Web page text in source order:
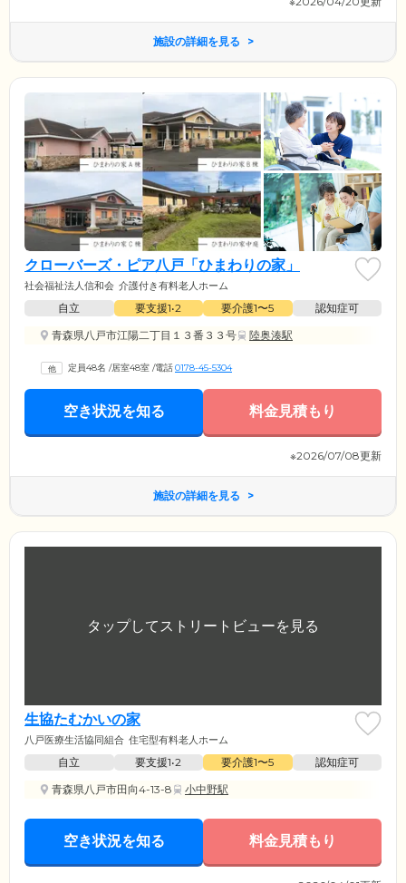
施設の詳細を見る
クローバーズ・ピア八戸「ひまわりの家」
社会福祉法人信和会 介護付き有料老人ホーム
自立 要支援1•2 要介護1〜5
認知症可
青森県八戸市江陽二丁目１３番３３号
陸奥湊駅
定員48名 /居室48室 /電話0178-45-5304
空き状況を知る 料金見積もり
※2026/07/08更新
施設の詳細を見る
生協たむかいの家
八戸医療生活協同組合 住宅型有料老人ホーム
自立 要支援1•2 要介護1〜5
認知症可
青森県八戸市田向4-13-8
小中野駅
空き状況を知る 料金見積もり